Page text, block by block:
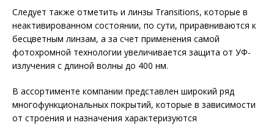
Следует также отметить и линзы Transitions, которые в
неактивированном состоянии, по сути, приравниваются к
бесцветным линзам, а за счет применения самой
фотохромной технологии увеличивается защита от УФ-
излучения с длиной волны до 400 нм.
В ассортименте компании представлен широкий ряд
многофункциональных покрытий, которые в зависимости
от строения и назначения характеризуются